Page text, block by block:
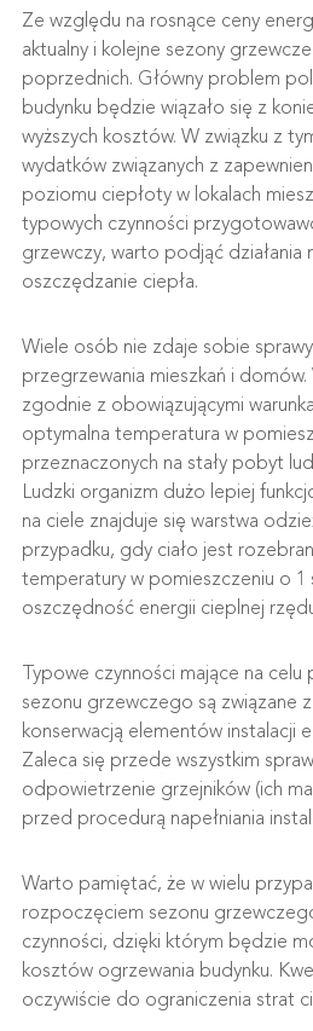
Ze względu na rosnące ceny
aktualny i kolejne sezony
poprzednich. Główny problem
budynku będzie wiązało się z
wyższych kosztów. W związku z
wydatków związanych z
poziomu ciepłoty w lokalach
typowych czynności
grzewczy, warto podjąć działania
oszczędzanie ciepła.
Wiele osób nie zdaje sobie
przegrzewania mieszkań i
zgodnie z obowiązującymi
optymalna temperatura w
przeznaczonych na stały pobyt
Ludzki organizm dużo lepiej
na ciele znajduje się warstwa
przypadku, gdy ciało jest
temperatury w pomieszczeniu o 1
oszczędność energii cieplnej
Typowe czynności mające na
sezonu grzewczego są związane
konserwacją elementów instalacji
Zaleca się przede wszystkim
odpowietrzenie grzejników (ich
przed procedurą napełniania
Warto pamiętać, że w wielu
rozpoczęciem sezonu
czynności, dzięki którym będzie
kosztów ogrzewania budynku.
oczywiście do ograniczenia strat